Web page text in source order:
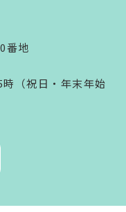
番地
（祝日・年末年始